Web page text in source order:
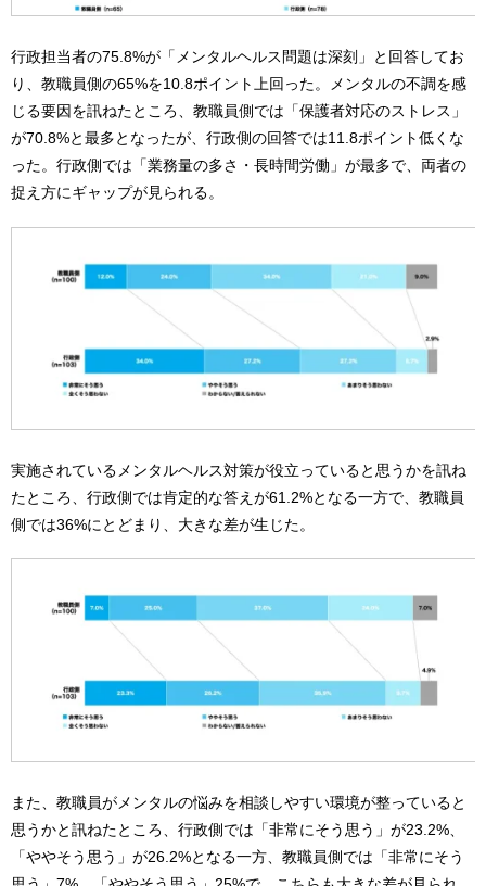
行政担当者の75.8%が「メンタルヘルス問題は深刻」と回答してお
り、教職員側の65%を10.8ポイント上回った。メンタルの不調を感
じる要因を訊ねたところ、教職員側では「保護者対応のストレス」
が70.8%と最多となったが、行政側の回答では11.8ポイント低くな
った。行政側では「業務量の多さ・長時間労働」が最多で、両者の
捉え方にギャップが見られる。
実施されているメンタルヘルス対策が役立っていると思うかを訊ね
たところ、行政側では肯定的な答えが61.2%となる一方で、教職員
側では36%にとどまり、大きな差が生じた。
また、教職員がメンタルの悩みを相談しやすい環境が整っていると
思うかと訊ねたところ、行政側では「非常にそう思う」が23.2%、
「ややそう思う」が26.2%となる一方、教職員側では「非常にそう